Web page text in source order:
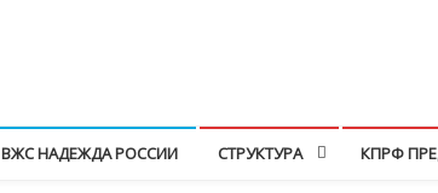
ВЖС НАДЕЖДА РОССИИ СТРУКТУРА КПРФ